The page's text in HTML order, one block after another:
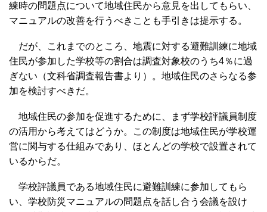
練時の問題点について地域住民から意見を出してもらい、
マニュアルの改善を行うべきことも手引きは提示する。
だが、これまでのところ、地震に対する避難訓練に地域
住民が参加した学校等の割合は調査対象校のうち4％に過
ぎない（文科省調査報告書より）。地域住民のさらなる参
加を検討すべきだ。
地域住民の参加を促進するために、まず学校評議員制度
の活用から考えてはどうか。この制度は地域住民が学校運
営に関与する仕組みであり、ほとんどの学校で設置されて
いるからだ。
学校評議員である地域住民に避難訓練に参加してもら
い、学校防災マニュアルの問題点を話し合う会議を設け